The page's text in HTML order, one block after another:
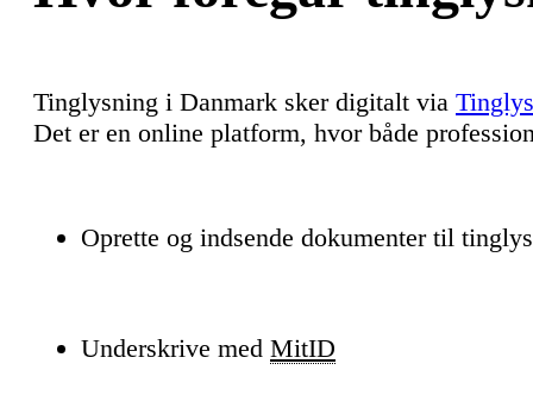
Tinglysning i Danmark sker digitalt via
Det er en online platform, hvor både
Oprette og indsende dokumenter til
Underskrive med MitID